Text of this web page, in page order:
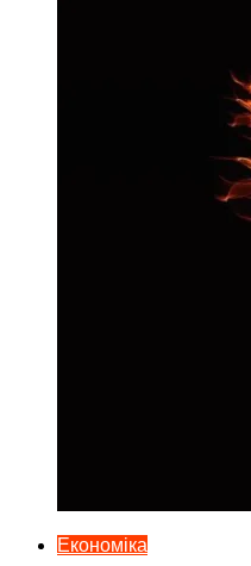
Економіка